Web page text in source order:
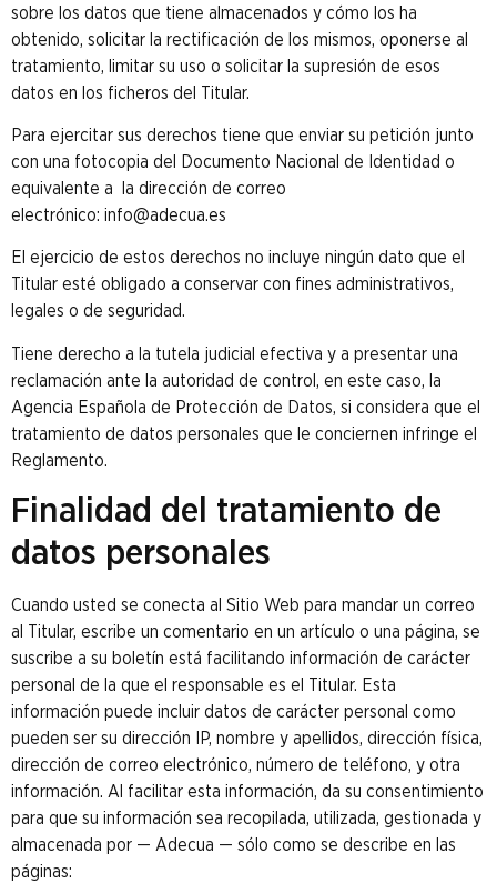
sobre los datos que tiene almacenados y cómo los ha
obtenido, solicitar la rectificación de los mismos, oponerse al
tratamiento, limitar su uso o solicitar la supresión de esos
datos en los ficheros del Titular.
Para ejercitar sus derechos tiene que enviar su petición junto
con una fotocopia del Documento Nacional de Identidad o
equivalente a la dirección de correo
electrónico: info@adecua.es
El ejercicio de estos derechos no incluye ningún dato que el
Titular esté obligado a conservar con fines administrativos,
legales o de seguridad.
Tiene derecho a la tutela judicial efectiva y a presentar una
reclamación ante la autoridad de control, en este caso, la
Agencia Española de Protección de Datos, si considera que el
tratamiento de datos personales que le conciernen infringe el
Reglamento.
Finalidad del tratamiento de
datos personales
Cuando usted se conecta al Sitio Web para mandar un correo
al Titular, escribe un comentario en un artículo o una página, se
suscribe a su boletín está facilitando información de carácter
personal de la que el responsable es el Titular. Esta
información puede incluir datos de carácter personal como
pueden ser su dirección IP, nombre y apellidos, dirección física,
dirección de correo electrónico, número de teléfono, y otra
información. Al facilitar esta información, da su consentimiento
para que su información sea recopilada, utilizada, gestionada y
almacenada por — Adecua — sólo como se describe en las
páginas: